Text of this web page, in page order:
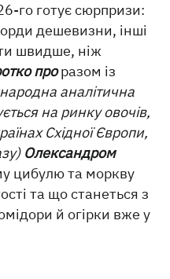
го готує сюрпризи:
дешевизни, інші
швидше, ніж
проразом із
аналітична
на ринку овочів,
Східної Європи,
Олександром
цибулю та моркву
та що станеться з
й огірки вже у